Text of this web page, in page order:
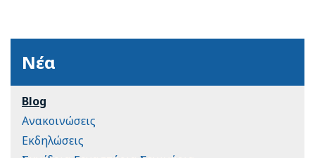
Νέα
Blog
Ανακοινώσεις
Εκδηλώσεις